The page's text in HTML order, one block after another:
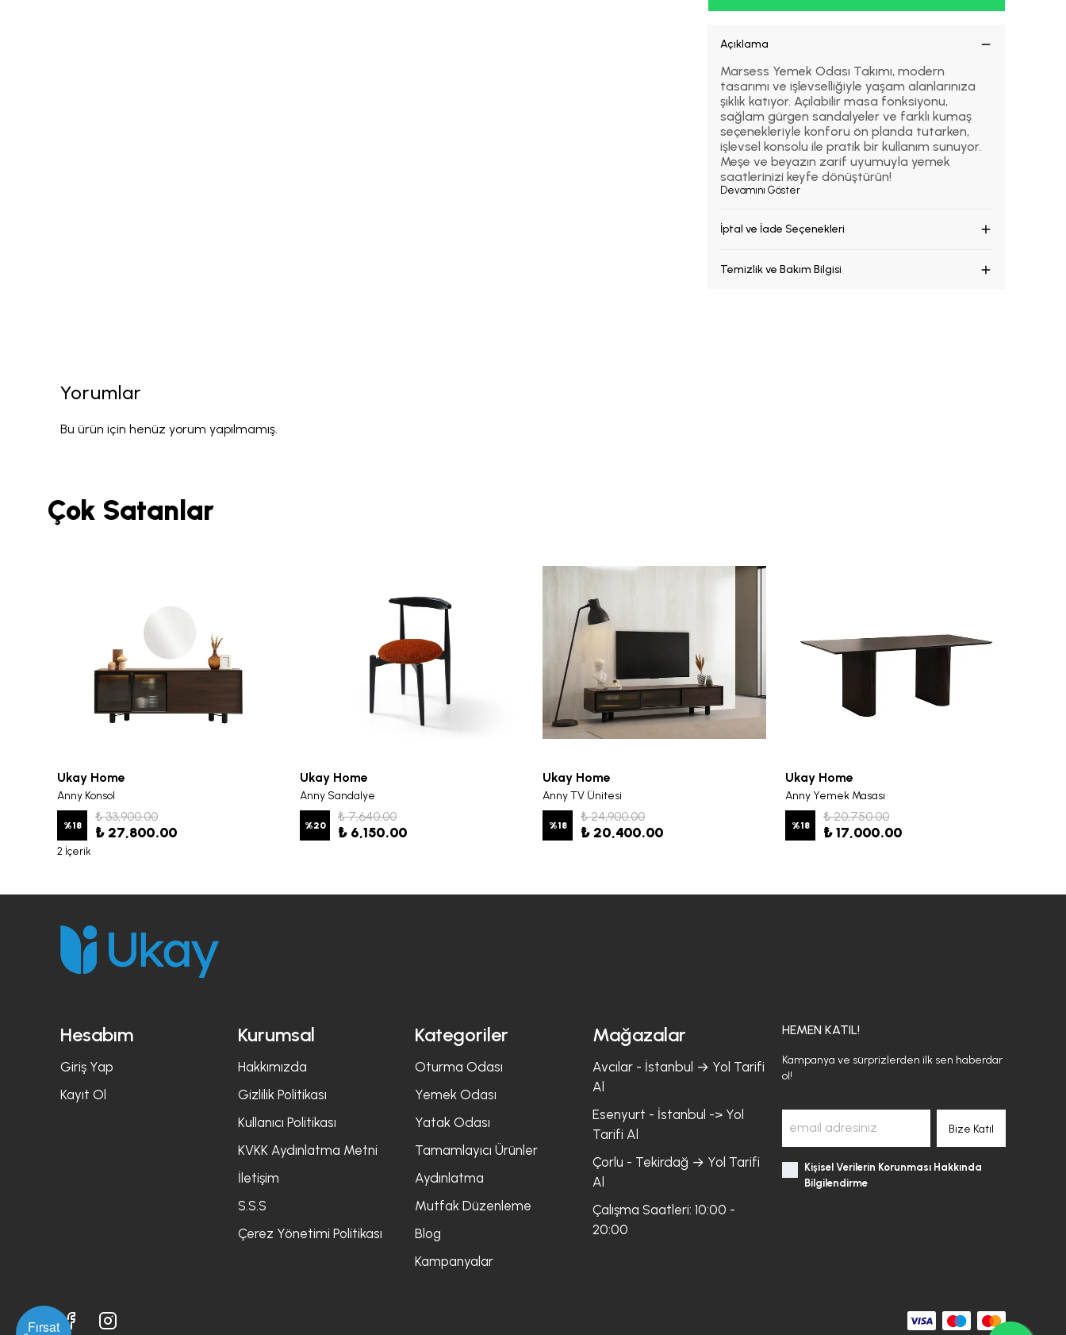
Açıklama
Marsess Yemek Odası Takımı, modern
tasarımı ve işlevselliğiyle yaşam alanlarınıza
şıklık katıyor. Açılabilir masa fonksiyonu,
sağlam gürgen sandalyeler ve farklı kumaş
seçenekleriyle konforu ön planda tutarken,
işlevsel konsolu ile pratik bir kullanım sunuyor.
Meşe ve beyazın zarif uyumuyla yemek
saatlerinizi keyfe dönüştürün!
Devamını Göster
İptal ve İade Seçenekleri
Temizlik ve Bakım Bilgisi
Yorumlar
Bu ürün için henüz yorum yapılmamış.
Çok Satanlar
Ukay Home
Anny Konsol
%18
₺ 33,900.00
₺ 27,800.00
2 İçerik
Ukay Home
Anny Sandalye
%20
₺ 7,640.00
₺ 6,150.00
Ukay Home
Anny TV Ünitesi
%18
₺ 24,900.00
₺ 20,400.00
Ukay Home
Anny Yemek Masası
%18
₺ 20,750.00
₺ 17,000.00
Hesabım
Giriş Yap
Kayıt Ol
Kurumsal
Hakkımızda
Gizlilik Politikası
Kullanıcı Politikası
KVKK Aydınlatma Metni
İletişim
S.S.S
Çerez Yönetimi Politikası
Kategoriler
Oturma Odası
Yemek Odası
Yatak Odası
Tamamlayıcı Ürünler
Aydınlatma
Mutfak Düzenleme
Blog
Kampanyalar
Mağazalar
Avcılar - İstanbul → Yol Tarifi
Al
Esenyurt - İstanbul -> Yol
Tarifi Al
Çorlu - Tekirdağ → Yol Tarifi
Al
Çalışma Saatleri: 10:00 -
20:00
HEMEN KATIL!
Kampanya ve sürprizlerden ilk sen haberdar
ol!
Bize Katıl
Kişisel Verilerin Korunması Hakkında
Bilgilendirme
Fırsat